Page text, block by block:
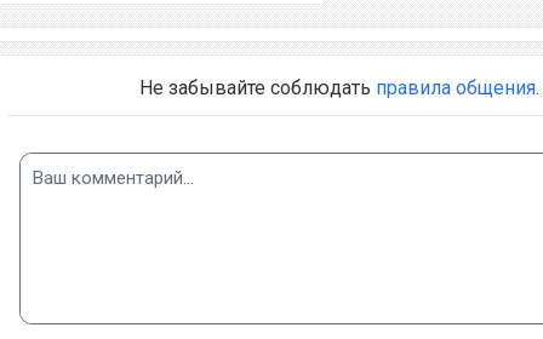
Не забывайте соблюдать правила общения.